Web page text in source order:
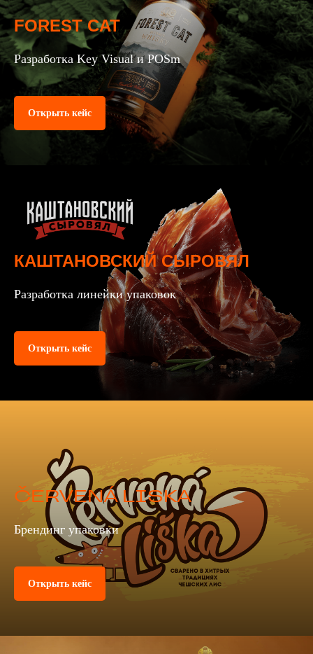
FOREST CAT
Разработка Key Visual и POSm
Открыть кейс
КАШТАНОВСКИЙ СЫРОВЯЛ
Разработка линейки упаковок
Открыть кейс
ČERVENÁ LISKA
Брендинг упаковки
Открыть кейс